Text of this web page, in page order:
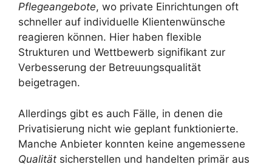
Pflegeangebote, wo private Einrichtungen oft
schneller auf individuelle Klientenwünsche
reagieren können. Hier haben flexible
Strukturen und Wettbewerb signifikant zur
Verbesserung der Betreuungsqualität
beigetragen.
Allerdings gibt es auch Fälle, in denen die
Privatisierung nicht wie geplant funktionierte.
Manche Anbieter konnten keine angemessene
Qualität sicherstellen und handelten primär aus